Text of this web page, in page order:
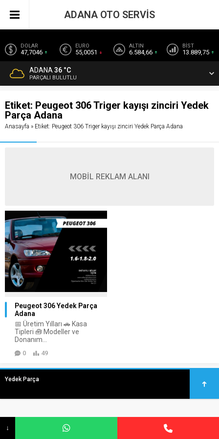
DOLAR
47,7046
EURO
55,0051
ALTIN
6.584,66
BİST
13.889,75
ADANA 36 °C
PARÇALI BULUTLU
ADANA OTO SERVİS
Etiket: Peugeot 306 Triger kayışı zinciri Yedek
Parça Adana
Anasayfa » Etiket: Peugeot 306 Triger kayışı zinciri Yedek Parça Adana
MOBİL REKLAM ALANI
Peugeot 306 Yedek Parça
Adana
📅 Üretim Yılları 🚗 Kasa
Tipleri 🧰 Modeller ve
Donanım...
0 49
Yedek Parça
↓